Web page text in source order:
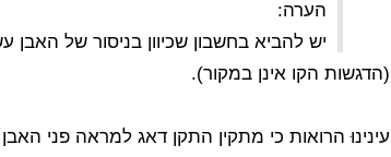
הערה:
יש להביא בחשבון שכיוון בניסור של האבן
(הדגשות הקו אינן במקור).
עינינוּ הרואות כי מתקין התקן דאג למראה פני